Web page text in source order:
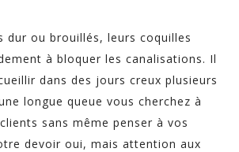
dur ou brouillés, leurs coquilles
à bloquer les canalisations. Il
dans des jours creux plusieurs
longue queue vous cherchez à
sans même penser à vos
devoir oui, mais attention aux